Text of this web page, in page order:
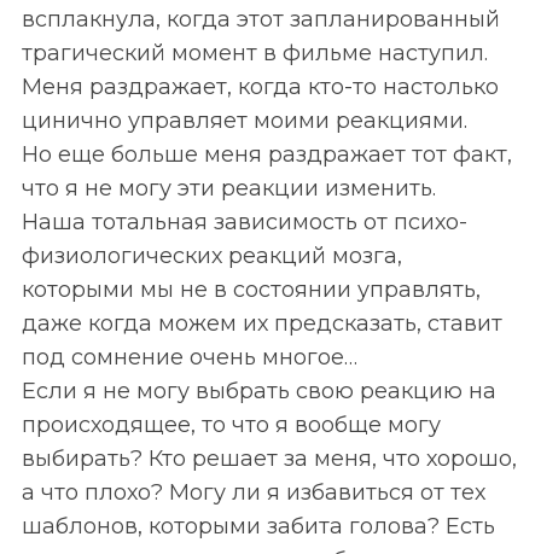
всплакнула, когда этот запланированный
трагический момент в фильме наступил.
Меня раздражает, когда кто-то настолько
цинично управляет моими реакциями.
Но еще больше меня раздражает тот факт,
что я не могу эти реакции изменить.
Наша тотальная зависимость от психо-
физиологических реакций мозга,
которыми мы не в состоянии управлять,
даже когда можем их предсказать, ставит
под сомнение очень многое…
Если я не могу выбрать свою реакцию на
происходящее, то что я вообще могу
выбирать? Кто решает за меня, что хорошо,
а что плохо? Могу ли я избавиться от тех
шаблонов, которыми забита голова? Есть